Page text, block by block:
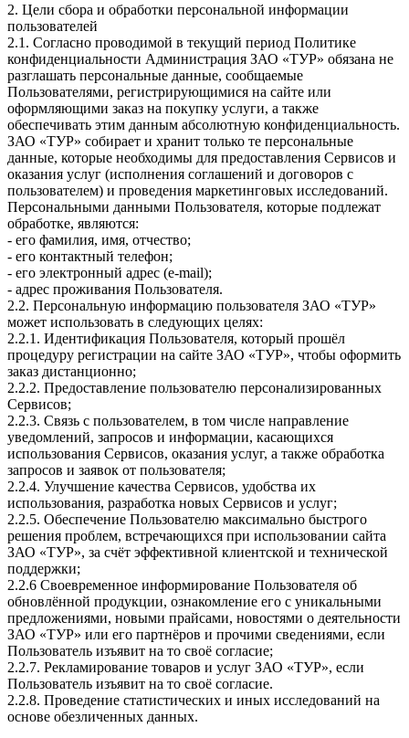
2. Цели сбора и обработки персональной информации
пользователей
2.1. Согласно проводимой в текущий период Политике
конфиденциальности Администрация ЗАО «ТУР» обязана не
разглашать персональные данные, сообщаемые
Пользователями, регистрирующимися на сайте или
оформляющими заказ на покупку услуги, а также
обеспечивать этим данным абсолютную конфиденциальность.
ЗАО «ТУР» собирает и хранит только те персональные
данные, которые необходимы для предоставления Сервисов и
оказания услуг (исполнения соглашений и договоров с
пользователем) и проведения маркетинговых исследований.
Персональными данными Пользователя, которые подлежат
обработке, являются:
- его фамилия, имя, отчество;
- его контактный телефон;
- его электронный адрес (e-mail);
- адрес проживания Пользователя.
2.2. Персональную информацию пользователя ЗАО «ТУР»
может использовать в следующих целях:
2.2.1. Идентификация Пользователя, который прошёл
процедуру регистрации на сайте ЗАО «ТУР», чтобы оформить
заказ дистанционно;
2.2.2. Предоставление пользователю персонализированных
Сервисов;
2.2.3. Связь с пользователем, в том числе направление
уведомлений, запросов и информации, касающихся
использования Сервисов, оказания услуг, а также обработка
запросов и заявок от пользователя;
2.2.4. Улучшение качества Сервисов, удобства их
использования, разработка новых Сервисов и услуг;
2.2.5. Обеспечение Пользователю максимально быстрого
решения проблем, встречающихся при использовании сайта
ЗАО «ТУР», за счёт эффективной клиентской и технической
поддержки;
2.2.6 Своевременное информирование Пользователя об
обновлённой продукции, ознакомление его с уникальными
предложениями, новыми прайсами, новостями о деятельности
ЗАО «ТУР» или его партнёров и прочими сведениями, если
Пользователь изъявит на то своё согласие;
2.2.7. Рекламирование товаров и услуг ЗАО «ТУР», если
Пользователь изъявит на то своё согласие.
2.2.8. Проведение статистических и иных исследований на
основе обезличенных данных.